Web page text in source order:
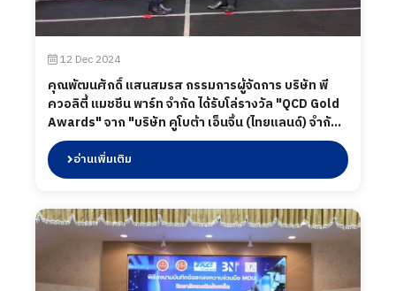
12 Dec 2024
คุณพัฒนศักดิ์ แสนสมรส กรรมการผู้จัดการ บริษัท พี
ควอลิตี้ แมชชีน พาร์ท จำกัด ได้รับโล่รางวัล "QCD Gold
Awards" จาก "บริษัท คูโบต้า เอ็นจิ้น (ไทยแลนด์) จำกัด"
ในงาน" KET's annual supplier meeting of Y2024 "
เมื่อวันที่ 12 ธันวาคม 2567 และในวันที่ 25 ธันวาคม 2567
พนักงานทุกคนได้มีส่วนร่วม และแสดงความยินดีเป็น
อ่านเพิ่มเติม